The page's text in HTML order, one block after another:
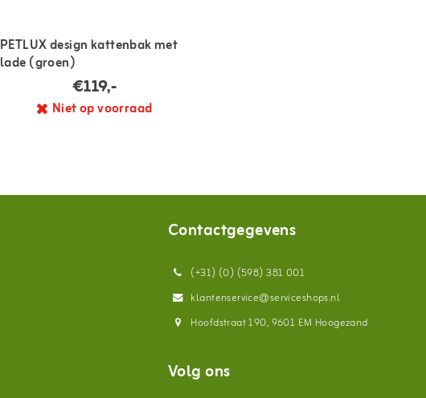
PETLUX design kattenbak met
lade (groen)
€119,-
Niet op voorraad
Contactgegevens
(+31) (0) (598) 381 001
klantenservice@serviceshops.nl
Hoofdstraat 190, 9601 EM Hoogezand
Volg ons